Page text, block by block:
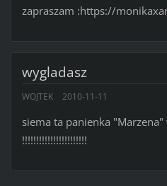
zapraszam :https://
wygladasz
WOJTEK 2010-11-11
siema ta panienka
!!!!!!!!!!!!!!!!!!!!!!!